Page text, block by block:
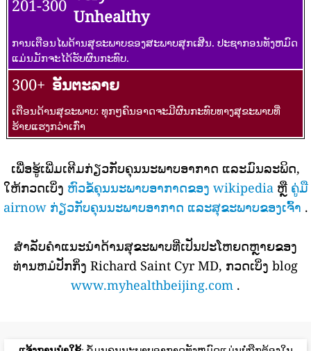
201-300
Unhealthy
ການເຕືອນໄພດ້ານສຸຂະພາບຂອງສະພາບສຸກເສີນ. ປະຊາກອນທັງຫມົດ
ແມ່ນມັກຈະໄດ້ຮັບຜົນກະທົບ.
300+ ອັນຕະລາຍ
ເຕືອນດ້ານສຸຂະພາບ: ທຸກໆຄົນອາດຈະມີຜົນກະທົບທາງສຸຂະພາບທີ່
ຮ້າຍແຮງກວ່າເກົ່າ
ເພື່ອຮູ້ເພີ່ມເຕີມກ່ຽວກັບຄຸນນະພາບອາກາດ ແລະມົນລະພິດ,
ໃຫ້ກວດເບິ່ງ ຫົວຂໍ້ຄຸນນະພາບອາກາດຂອງ wikipedia ຫຼື ຄູ່ມື
airnow ກ່ຽວກັບຄຸນນະພາບອາກາດ ແລະສຸຂະພາບຂອງເຈົ້າ .
ສໍາລັບຄໍາແນະນໍາດ້ານສຸຂະພາບທີ່ເປັນປະໂຫຍດຫຼາຍຂອງ
ທ່ານຫມໍປັກກິ່ງ Richard Saint Cyr MD, ກວດເບິ່ງ blog
www.myhealthbeijing.com .